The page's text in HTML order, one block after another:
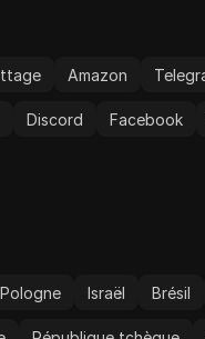
90
bot
Amazon
Discord Facebook
Pologne Israël Brésil